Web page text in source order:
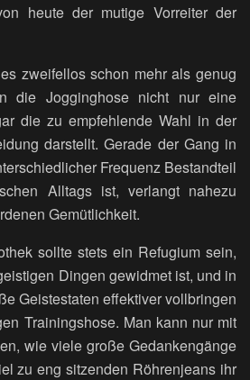
heute der mutige Vorreiter der
zweifellos schon mehr als genug
die Jogginghose nicht nur eine
die zu empfehlende Wahl in der
darstellt. Gerade der Gang in
Frequenz Bestandteil
Alltags ist, verlangt nahezu
Gemütlichkeit.
sollte stets ein Refugium sein,
Dingen gewidmet ist, und in
Geistestaten effektiver vollbringen
Trainingshose. Man kann nur mit
wie viele große Gedankengänge
zu eng sitzenden Röhrenjeans ihr